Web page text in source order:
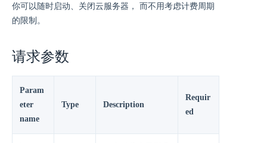
你可以随时启动、关闭云服务器， 而不用考虑计费周期
的限制。
请求参数
Param
eter
name
Type Description
Requir
ed